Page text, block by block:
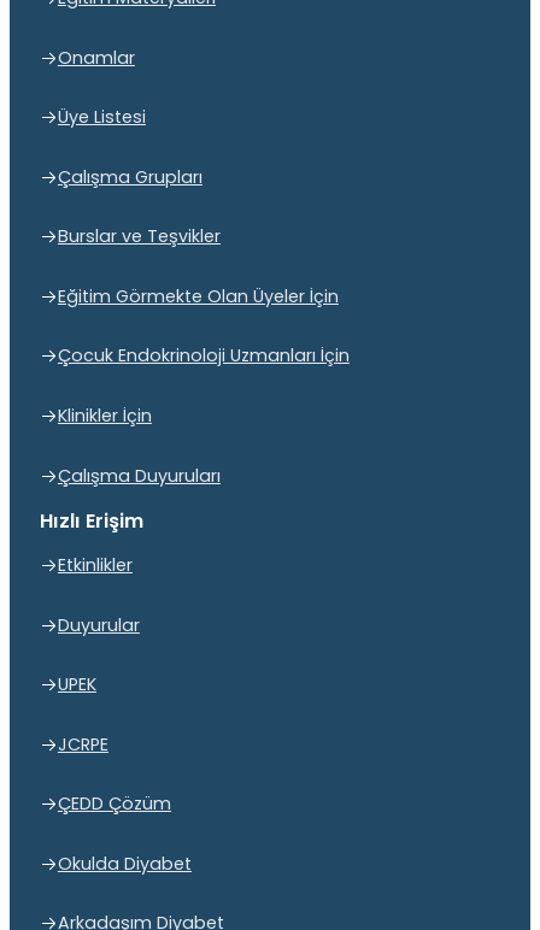
Onamlar
Üye Listesi
Çalışma Grupları
Burslar ve Teşvikler
Eğitim Görmekte Olan Üyeler İçin
Çocuk Endokrinoloji Uzmanları İçin
Klinikler İçin
Çalışma Duyuruları
Hızlı Erişim
Etkinlikler
Duyurular
UPEK
JCRPE
ÇEDD Çözüm
Okulda Diyabet
Arkadaşım Diyabet